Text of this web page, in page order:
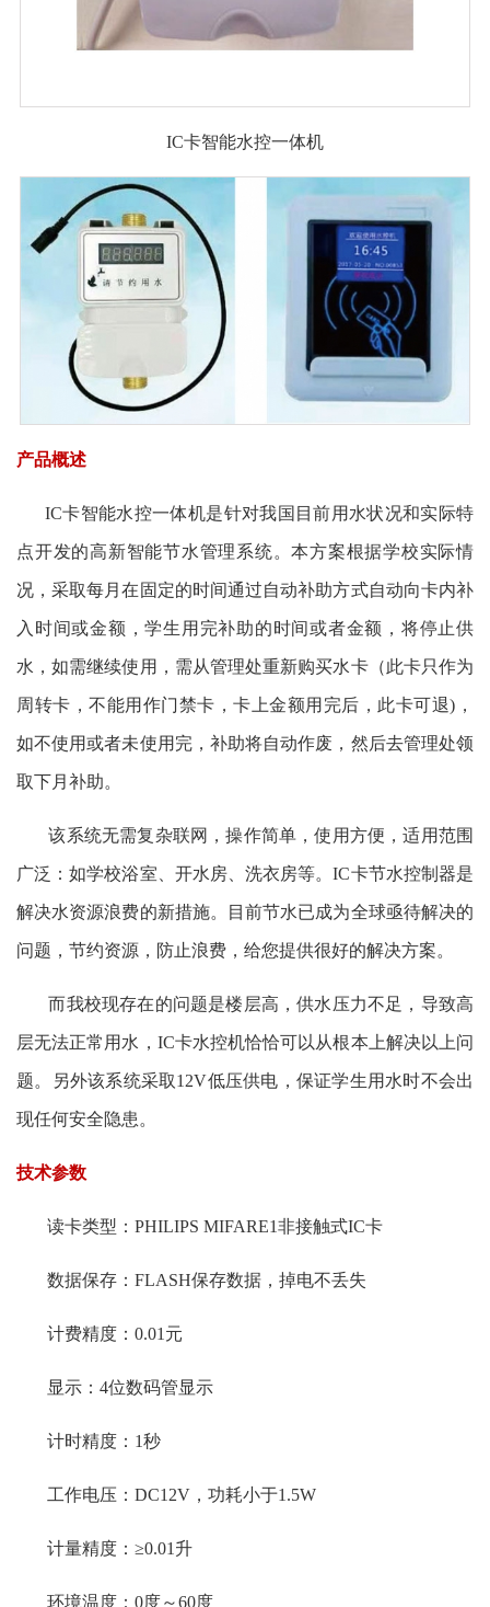
IC卡智能水控一体机
产品概述
IC卡智能水控一体机是针对我国目前用水状况和实际特
点开发的高新智能节水管理系统。本方案根据学校实际情
况，采取每月在固定的时间通过自动补助方式自动向卡内补
入时间或金额，学生用完补助的时间或者金额，将停止供
水，如需继续使用，需从管理处重新购买水卡（此卡只作为
周转卡，不能用作门禁卡，卡上金额用完后，此卡可退)，
如不使用或者未使用完，补助将自动作废，然后去管理处领
取下月补助。
该系统无需复杂联网，操作简单，使用方便，适用范围
广泛：如学校浴室、开水房、洗衣房等。IC卡节水控制器是
解决水资源浪费的新措施。目前节水已成为全球亟待解决的
问题，节约资源，防止浪费，给您提供很好的解决方案。
而我校现存在的问题是楼层高，供水压力不足，导致高
层无法正常用水，IC卡水控机恰恰可以从根本上解决以上问
题。另外该系统采取12V低压供电，保证学生用水时不会出
现任何安全隐患。
技术参数
读卡类型：PHILIPS MIFARE1非接触式IC卡
数据保存：FLASH保存数据，掉电不丢失
计费精度：0.01元
显示：4位数码管显示
计时精度：1秒
工作电压：DC12V，功耗小于1.5W
计量精度：≥0.01升
环境温度：0度～60度